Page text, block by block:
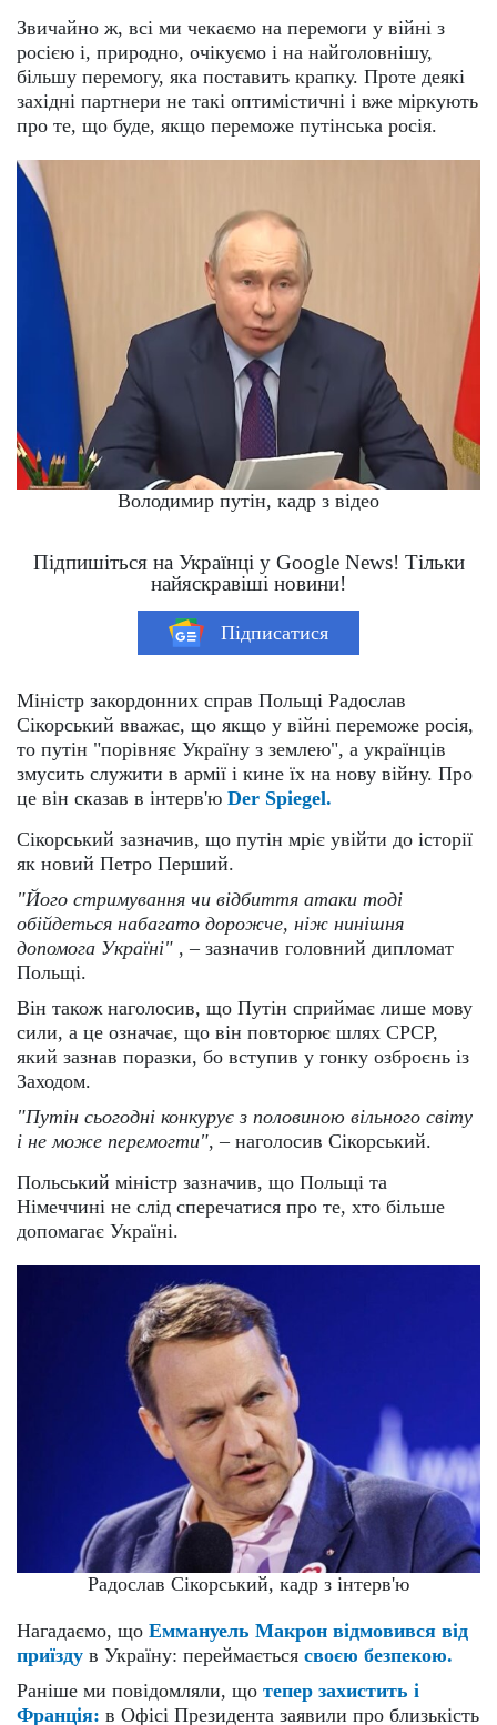
Звичайно ж, всі ми чекаємо на перемоги у війні з
росією і, природно, очікуємо і на найголовнішу,
більшу перемогу, яка поставить крапку. Проте деякі
західні партнери не такі оптимістичні і вже міркують
про те, що буде, якщо переможе путінська росія.
Володимир путін, кадр з відео
Підпишіться на Українці у Google News! Тільки
найяскравіші новини!
Підписатися
Міністр закордонних справ Польщі Радослав
Сікорський вважає, що якщо у війні переможе росія,
то путін "порівняє Україну з землею", а українців
змусить служити в армії і кине їх на нову війну. Про
це він сказав в інтерв'ю Der Spiegel.
Сікорський зазначив, що путін мріє увійти до історії
як новий Петро Перший.
"Його стримування чи відбиття атаки тоді
обійдеться набагато дорожче, ніж нинішня
допомога Україні" , – зазначив головний дипломат
Польщі.
Він також наголосив, що Путін сприймає лише мову
сили, а це означає, що він повторює шлях СРСР,
який зазнав поразки, бо вступив у гонку озброєнь із
Заходом.
"Путін сьогодні конкурує з половиною вільного світу
і не може перемогти", – наголосив Сікорський.
Польський міністр зазначив, що Польщі та
Німеччині не слід сперечатися про те, хто більше
допомагає Україні.
Радослав Сікорський, кадр з інтерв'ю
Нагадаємо, що Еммануель Макрон відмовився від
приїзду в Україну: переймається своєю безпекою.
Раніше ми повідомляли, що тепер захистить і
Франція: в Офісі Президента заявили про близькість